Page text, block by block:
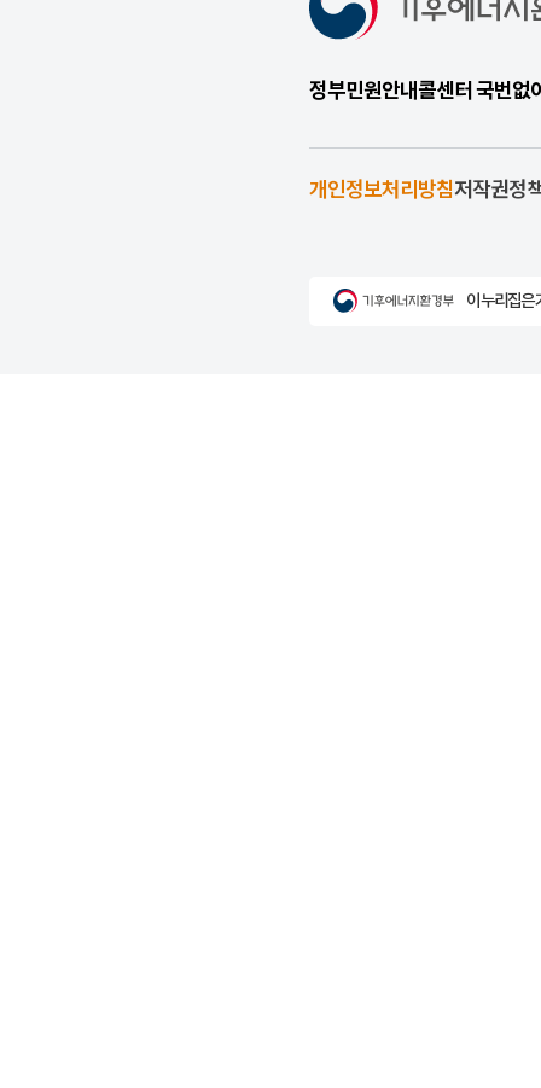
정부민원안내콜센터 국번
개인정보처리방침저작권정
이 누리집은